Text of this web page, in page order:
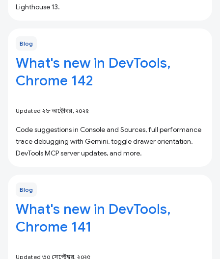
Lighthouse 13.
Blog
What's new in DevTools,
Chrome 142
Updated ২৮ অক্টোবর, ২০২৫
Code suggestions in Console and Sources, full performance
trace debugging with Gemini, toggle drawer orientation,
DevTools MCP server updates, and more.
Blog
What's new in DevTools,
Chrome 141
Updated ৩০ সেপ্টেম্বর, ২০২৫